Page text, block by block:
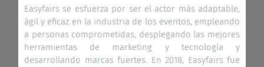
Easyfairs se esfuerza por ser el actor más adaptable,
ágil y eficaz en la industria de los eventos, empleando
a personas comprometidas, desplegando las mejores
herramientas de marketing y tecnología y
desarrollando marcas fuertes. En 2018, Easyfairs fue